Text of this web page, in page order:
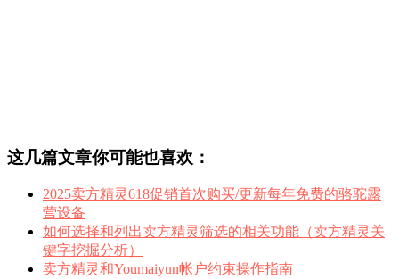
这几篇文章你可能也喜欢：
2025卖方精灵618促销首次购买/更新每年免费的骆驼露
营设备
如何选择和列出卖方精灵筛选的相关功能（卖方精灵关
键字挖掘分析）
卖方精灵和Youmaiyun帐户约束操作指南